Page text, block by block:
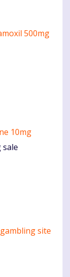
500mg
10mg
gambling site